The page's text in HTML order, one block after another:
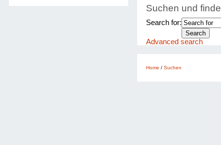
Suchen und
Search for:
Advanced search
Home / Suchen